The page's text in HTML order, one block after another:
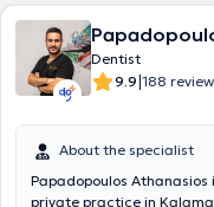
Dentist
9.9|188
About the specialist
Papadopoulos
private practice in